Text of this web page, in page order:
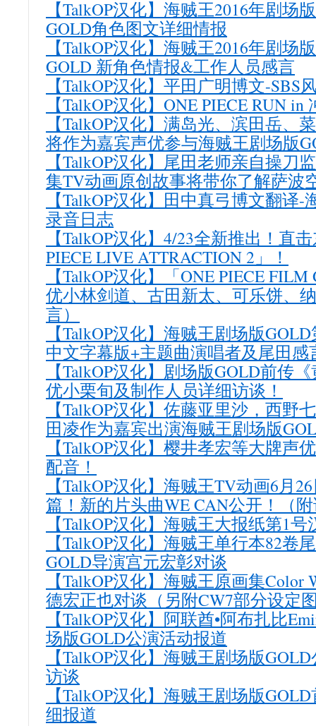
【TalkOP汉化】海贼王2016年剧场
GOLD角色图文详细情报
【TalkOP汉化】海贼王2016年剧场
GOLD 新角色情报&工作人员感言
【TalkOP汉化】平田广明博文-SBS
【TalkOP汉化】ONE PIECE RUN
【TalkOP汉化】满岛光、滨田岳、
将作为嘉宾声优参与海贼王剧场版
【TalkOP汉化】尾田老师亲自操刀
集TV动画原创故事将带你了解萨波
【TalkOP汉化】田中真弓博文翻译
录音日志
【TalkOP汉化】4/23全新推出！直
PIECE LIVE ATTRACTION 2」！
【TalkOP汉化】「ONE PIECE
优小林剑道、古田新太、可乐饼、
言）
【TalkOP汉化】海贼王剧场版
中文字幕版+主题曲演唱者及尾田感
【TalkOP汉化】剧场版GOLD前传
优小栗旬及制作人员详细访谈！
【TalkOP汉化】佐藤亚里沙，西野
田凌作为嘉宾出演海贼王剧场版
【TalkOP汉化】樱井孝宏等大牌声
配音！
【TalkOP汉化】海贼王TV动画6月
篇！新的片头曲WE CAN公开！（
【TalkOP汉化】海贼王大报纸第1
【TalkOP汉化】海贼王单行本82卷
GOLD导演宫元宏彰对谈
【TalkOP汉化】海贼王原画集Color
德宏正也对谈（另附CW7部分设定
【TalkOP汉化】阿联酋•阿布扎比
场版GOLD公演活动报道
【TalkOP汉化】海贼王剧场版
访谈
【TalkOP汉化】海贼王剧场版
细报道